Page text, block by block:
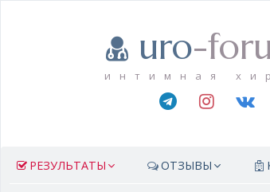
uro-
интимная
РЕЗУЛЬТАТЫ ОТЗЫВЫ